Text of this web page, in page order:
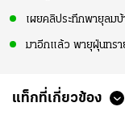
เผยคลิประทึกพายุลม
มาอีกแล้ว พายุฝุ่นทร
แท็กที่เกี่ยวข้อง